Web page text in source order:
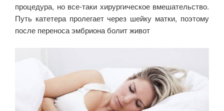
процедура, но все-таки хирургическое вмешательство.
Путь катетера пролегает через шейку матки, поэтому
после переноса эмбриона болит живот